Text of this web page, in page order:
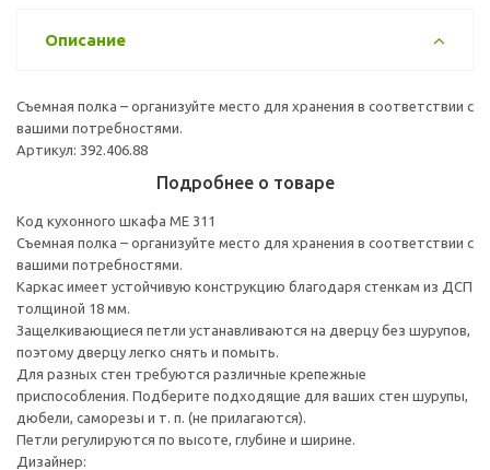
Описание
Съемная полка – организуйте место для хранения в соответствии с
вашими потребностями.
Артикул: 392.406.88
Подробнее о товаре
Код кухонного шкафа ME 311
Съемная полка – организуйте место для хранения в соответствии с
вашими потребностями.
Каркас имеет устойчивую конструкцию благодаря стенкам из ДСП
толщиной 18 мм.
Защелкивающиеся петли устанавливаются на дверцу без шурупов,
поэтому дверцу легко снять и помыть.
Для разных стен требуются различные крепежные
приспособления. Подберите подходящие для ваших стен шурупы,
дюбели, саморезы и т. п. (не прилагаются).
Петли регулируются по высоте, глубине и ширине.
Дизайнер: